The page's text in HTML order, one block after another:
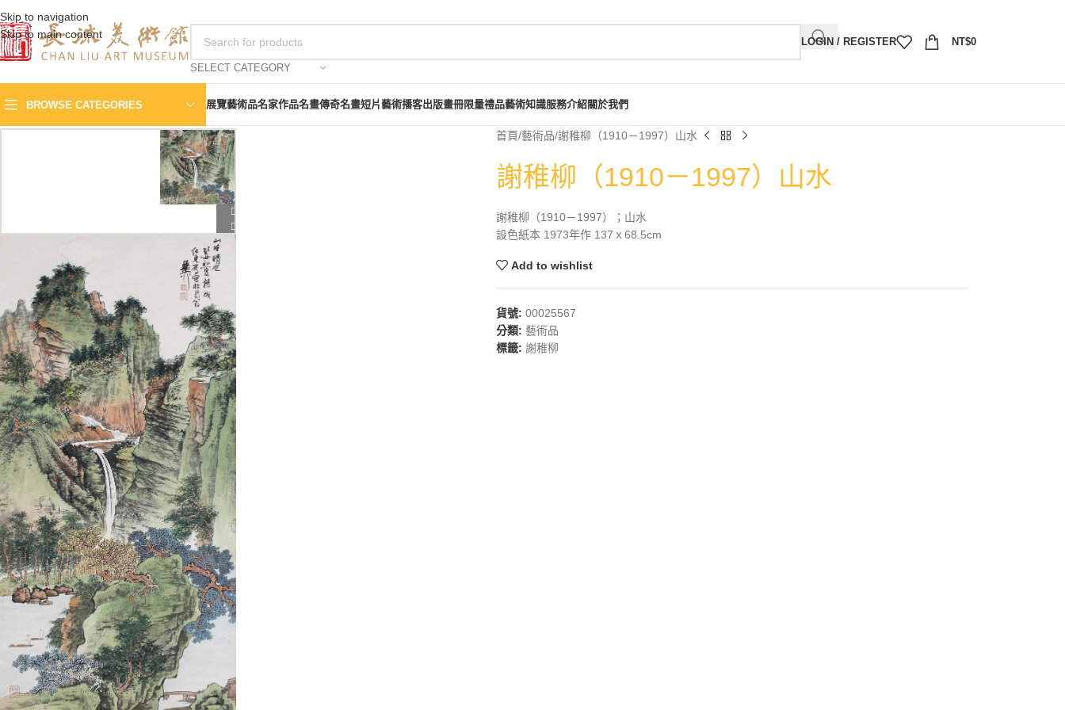
Skip to navigation
Skip to main content
SELECT CATEGORY
LOGIN / REGISTER NT$0
BROWSE CATEGORIES 展覽藝術品名家作品名畫傳奇名畫短片藝術播客出版畫冊限量禮品藝術知識服務介紹關於我們
首頁 藝術品 謝稚柳（1910－1997）山水
謝稚柳（1910－1997）山水
謝稚柳（1910－1997）；山水
設色紙本 1973年作 137ｘ68.5cm
Add to wishlist
貨號: 00025567
分類: 藝術品
標籤: 謝稚柳